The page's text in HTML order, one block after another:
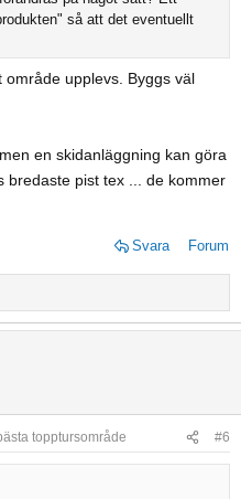
så att det eventuellt
upplevs. Byggs väl
en skidanläggning kan göra
bredaste pist tex ... de kommer
Svara Forum
topptursområde #6